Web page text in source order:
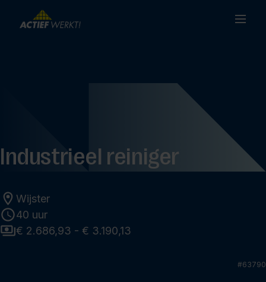
Industrieel reiniger
Wijster
40 uur
€ 2.686,93 - € 3.190,13
#63790